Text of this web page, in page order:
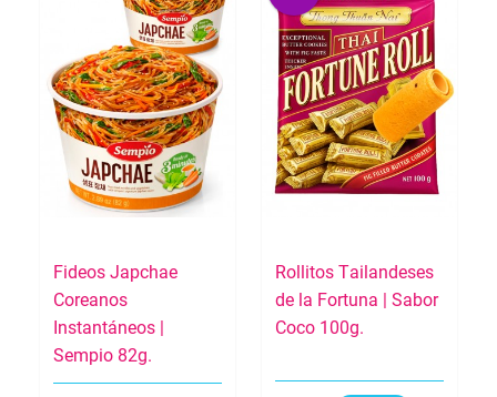
Fideos Japchae
Coreanos
Instantáneos |
Sempio 82g.
Rollitos Tailandeses
de la Fortuna | Sabor
Coco 100g.